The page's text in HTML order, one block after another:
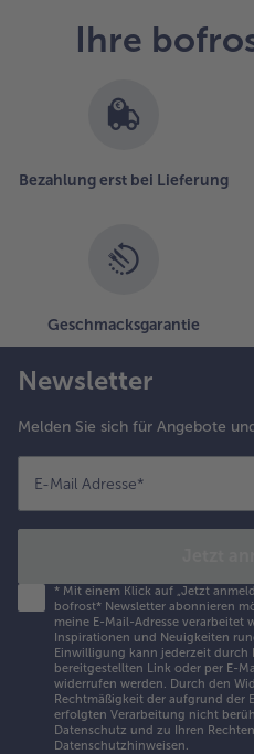
Ihre
Bezahlung erst bei Lieferung
Geschmacksgarantie
Newsletter
Melden Sie sich für Angebote
E-Mail Adresse*
* Mit einem Klick auf „Jetzt
bofrost* Newsletter abonnieren
meine E-Mail-Adresse verarbeitet
Inspirationen und Neuigkeiten
Einwilligung kann jederzeit durch
bereitgestellten Link oder per E-
widerrufen werden. Durch den
Rechtmäßigkeit der aufgrund der
erfolgten Verarbeitung nicht
Datenschutz und zu Ihren
Datenschutzhinweisen.